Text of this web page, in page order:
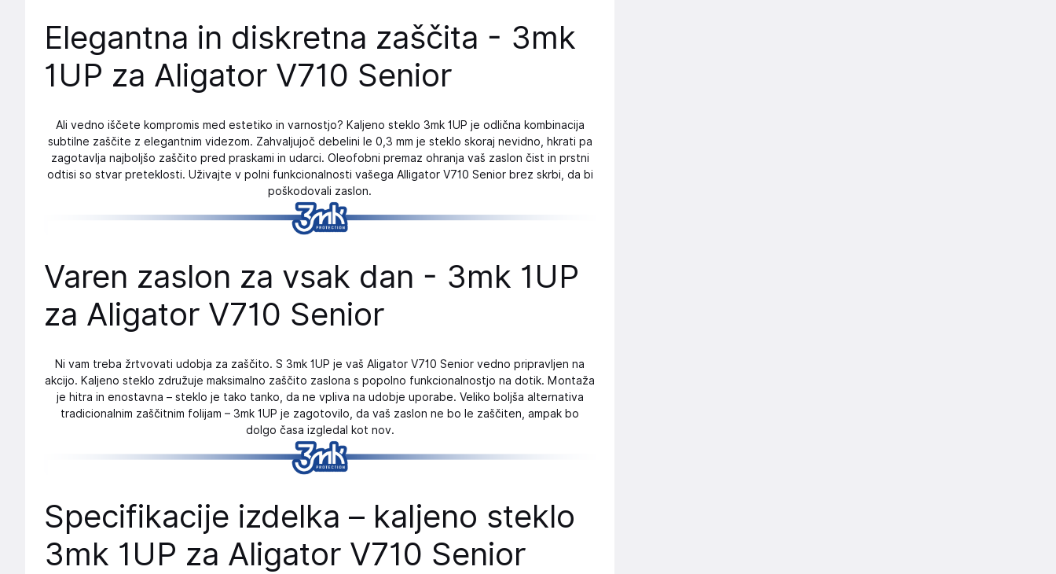
Elegantna in diskretna zaščita - 3mk
1UP za Aligator V710 Senior
Ali vedno iščete kompromis med estetiko in varnostjo? Kaljeno steklo 3mk 1UP je odlična kombinacija
subtilne zaščite z elegantnim videzom. Zahvaljujoč debelini le 0,3 mm je steklo skoraj nevidno, hkrati pa
zagotavlja najboljšo zaščito pred praskami in udarci. Oleofobni premaz ohranja vaš zaslon čist in prstni
odtisi so stvar preteklosti. Uživajte v polni funkcionalnosti vašega Alligator V710 Senior brez skrbi, da bi
poškodovali zaslon.
Varen zaslon za vsak dan - 3mk 1UP
za Aligator V710 Senior
Ni vam treba žrtvovati udobja za zaščito. S 3mk 1UP je vaš Aligator V710 Senior vedno pripravljen na
akcijo. Kaljeno steklo združuje maksimalno zaščito zaslona s popolno funkcionalnostjo na dotik. Montaža
je hitra in enostavna – steklo je tako tanko, da ne vpliva na udobje uporabe. Veliko boljša alternativa
tradicionalnim zaščitnim folijam – 3mk 1UP je zagotovilo, da vaš zaslon ne bo le zaščiten, ampak bo
dolgo časa izgledal kot nov.
Specifikacije izdelka – kaljeno steklo
3mk 1UP za Aligator V710 Senior